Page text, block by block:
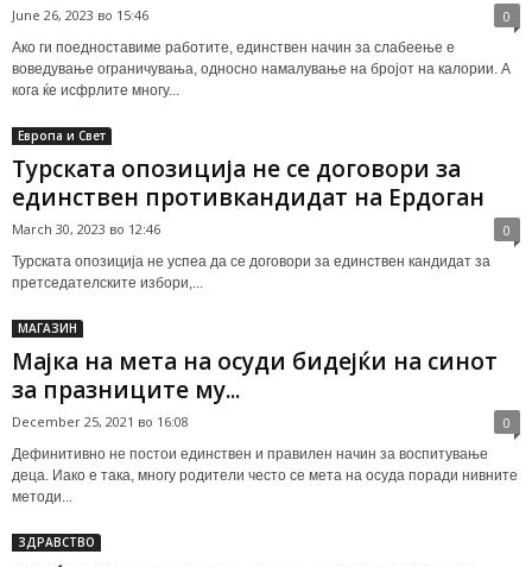
June 26, 2023 во 15:46 0
Ако ги поедноставиме работите, единствен начин за слабеење е
воведување ограничувања, односно намалување на бројот на калории. А
кога ќе исфрлите многу...
Европа и Свет
Турската опозиција не се договори за
единствен противкандидат на Ердоган
March 30, 2023 во 12:46 0
Турската опозиција не успеа да се договори за единствен кандидат за
претседателските избори,...
МАГАЗИН
Мајка на мета на осуди бидејќи на синот
за празниците му...
December 25, 2021 во 16:08 0
Дефинитивно не постои единствен и правилен начин за воспитување
деца. Иако е така, многу родители често се мета на осуда поради нивните
методи...
ЗДРАВСТВО